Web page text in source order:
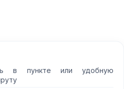
в пункте или удобную